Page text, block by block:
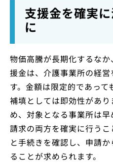
支援金を確実
に
物価高騰が長期化するな
援金は、介護事業所の経
す。金額は限定的であっ
補填としては即効性があ
め、対象となる事業所は
請求の両方を確実に行う
と手続きを確認し、申請
ることが求められます。